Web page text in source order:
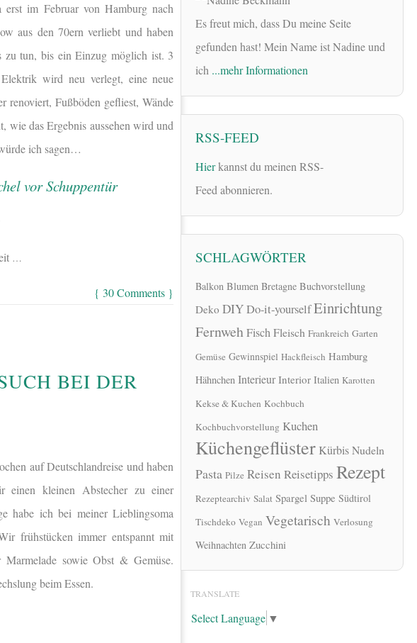
im Februar von Hamburg nach
aus den 70ern verliebt und haben
zu tun, bis ein Einzug möglich ist. 3
wird neu verlegt, eine neue
renoviert, Fußböden gefliest, Wände
wie das Ergebnis aussehen wird und
ich sagen…
…
{ 30 Comments }
BEI DER
auf Deutschlandreise und haben
einen kleinen Abstecher zu einer
habe ich bei meiner Lieblingsoma
frühstücken immer entspannt mit
sowie Obst & Gemüse.
beim Essen.
Es freut mich, dass Du meine Seite
gefunden hast! Mein Name ist Nadine und
ich ...mehr Informationen
RSS-FEED
Hierkannst du meinen RSS-
Feed abonnieren.
SCHLAGWÖRTER
Balkon Blumen Bretagne Buchvorstellung
Deko DIYDo-it-yourselfEinrichtung
FernwehFischFleisch Frankreich Garten
Gemüse Gewinnspiel Hackfleisch Hamburg
Hähnchen Interieur Interior Italien Karotten
Kekse & Kuchen Kochbuch
Kochbuchvorstellung Kuchen
Küchengeflüster KürbisNudeln
Pasta Pilze Reisen Reisetipps Rezept
Rezeptearchiv Salat Spargel Suppe Südtirol
Tischdeko Vegan Vegetarisch Verlosung
Weihnachten Zucchini
TRANSLATE
Select Language ▼